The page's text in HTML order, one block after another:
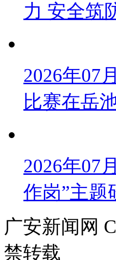
力 安全筑
2026年07
比赛在岳
2026年07
作岗”主题
广安新闻网
禁转载